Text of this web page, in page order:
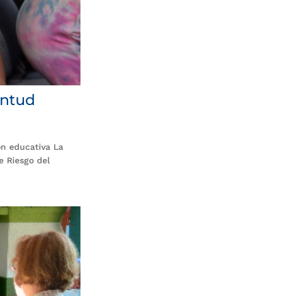
educativa La
Riesgo del